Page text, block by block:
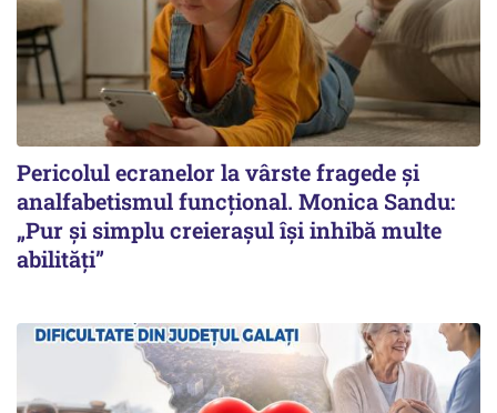
Pericolul ecranelor la vârste fragede și
analfabetismul funcțional. Monica Sandu:
„Pur și simplu creierașul își inhibă multe
abilități”